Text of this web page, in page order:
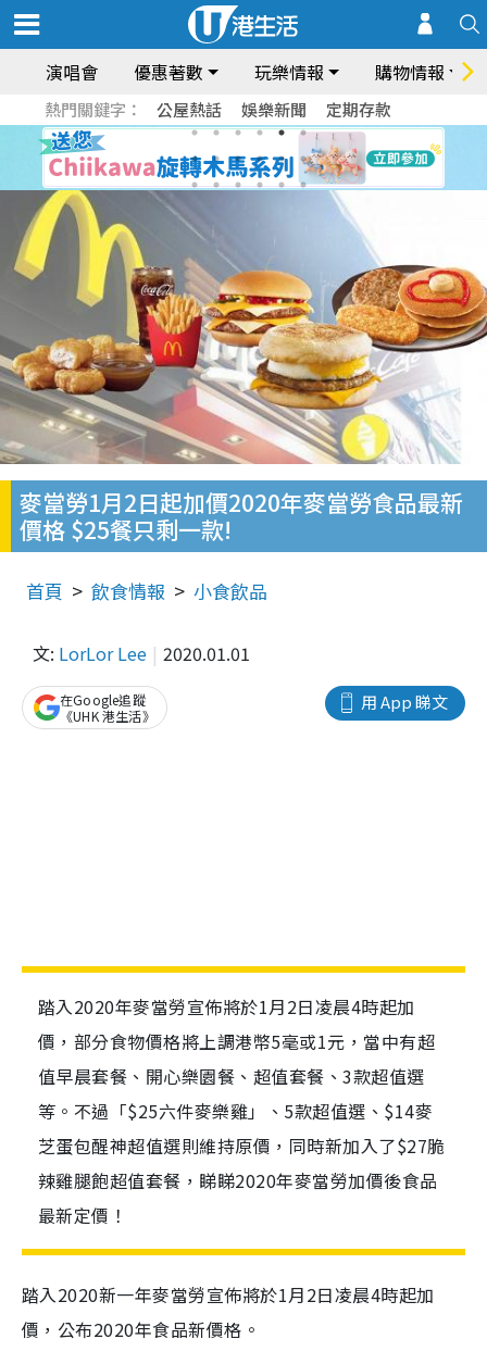
演唱會 優惠著數 玩樂情報 購物情報
熱門關鍵字： 公屋熱話 娛樂新聞 定期存款
麥當勞1月2日起加價2020年麥當勞食品最新
價格 $25餐只剩一款!
首頁 飲食情報 小食飲品
文: LorLor Lee 2020.01.01
用 App 睇文
在Google追蹤
《UHK 港生活》
踏入2020年麥當勞宣佈將於1月2日凌晨4時起加
價，部分食物價格將上調港幣5毫或1元，當中有超
值早晨套餐、開心樂園餐、超值套餐、3款超值選
等。不過「$25六件麥樂雞」、5款超值選、$14麥
芝蛋包醒神超值選則維持原價，同時新加入了$27脆
辣雞腿飽超值套餐，睇睇2020年麥當勞加價後食品
最新定價！
踏入2020新一年麥當勞宣佈將於1月2日凌晨4時起加
價，公布2020年食品新價格。